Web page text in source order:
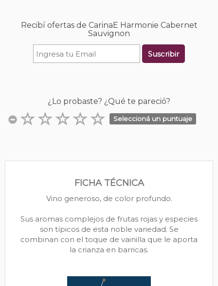
Recibí ofertas de CarinaE Harmonie Cabernet
Sauvignon
Suscribir
¿Lo probaste? ¿Qué te pareció?
Seleccioná un puntuaje
FICHA TÉCNICA
Vino generoso, de color profundo.
Sus aromas complejos de frutas rojas y especies
son típicos de esta noble variedad. Se
combinan con el toque de vainilla que le aporta
la crianza en barricas.